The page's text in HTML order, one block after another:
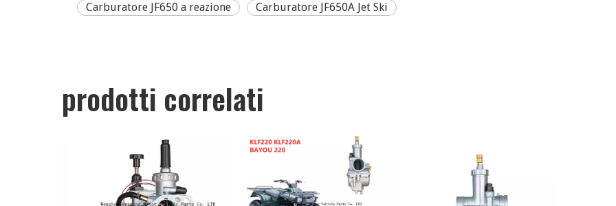
Carburatore JF650 a reazione
Carburatore JF650A Jet Ski
prodotti correlati